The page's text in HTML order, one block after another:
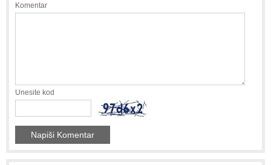
Komentar
Unesite kod